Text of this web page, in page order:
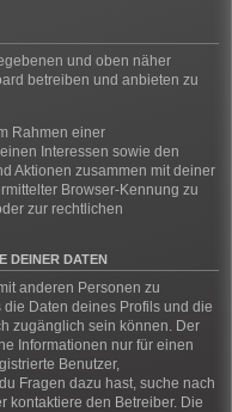
und oben näher
betreiben und anbieten zu
Rahmen einer
Interessen sowie den
Aktionen zusammen mit deiner
Browser-Kennung zu
zur rechtlichen
DEINER DATEN
anderen Personen zu
Daten deines Profils und die
zugänglich sein können. Der
Informationen nur für einen
Benutzer,
Fragen dazu hast, suche nach
kontaktiere den Betreiber. Die